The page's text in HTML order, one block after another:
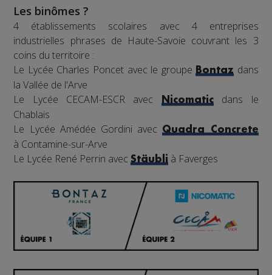
Les binômes ?
4 établissements scolaires avec 4 entreprises
industrielles phrases de Haute-Savoie couvrant les 3
coins du territoire :
Le Lycée Charles Poncet avec le groupe Bontaz dans
la Vallée de l'Arve
Le Lycée CECAM-ESCR avec
Nicomaticdans le
Chablais
Le Lycée Amédée Gordini avecQuadra Concrete
à Contamine-sur-Arve
Le Lycée René Perrin avecStäubli à Faverges